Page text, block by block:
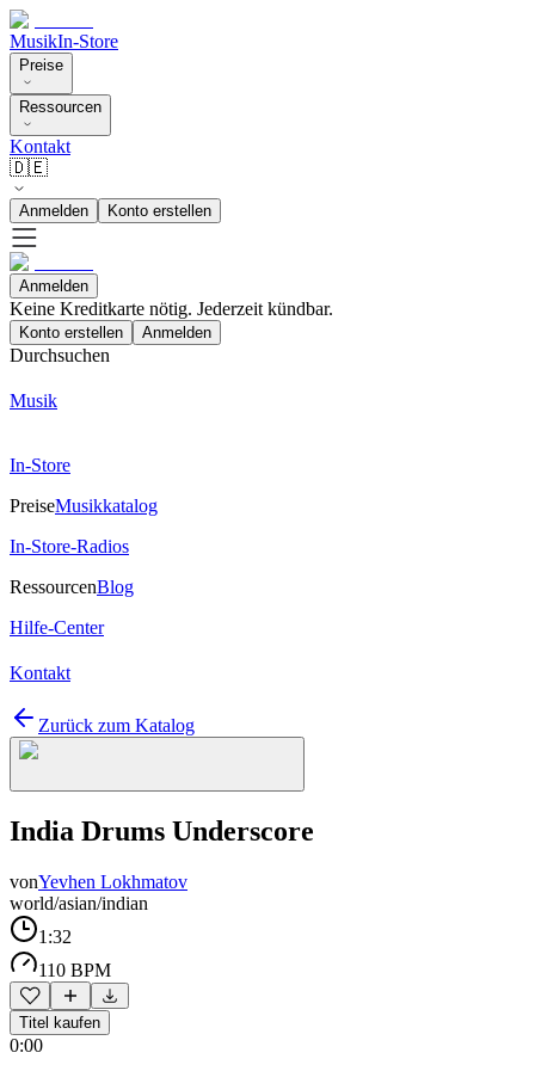
MusikIn-Store
Preise
Ressourcen
Kontakt
🇩🇪
Anmelden Konto erstellen
Anmelden
Keine Kreditkarte nötig. Jederzeit kündbar.
Konto erstellen Anmelden
Durchsuchen
Musik
In-Store
PreiseMusikkatalog
In-Store-Radios
RessourcenBlog
Hilfe-Center
Kontakt
Zurück zum Katalog
India Drums Underscore
vonYevhen Lokhmatov
world/asian/indian
1:32
110 BPM
Titel kaufen
0:00